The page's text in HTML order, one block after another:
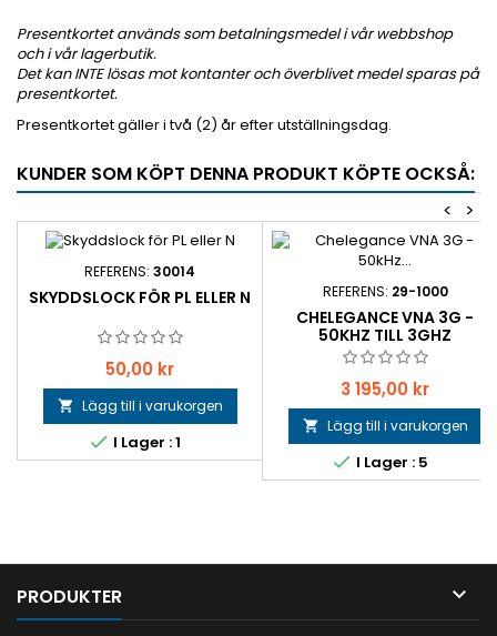
Presentkortet används som betalningsmedel i vår webbshop
och i vår lagerbutik.
Det kan INTE lösas mot kontanter och överblivet medel sparas på
presentkortet.
Presentkortet gäller i två (2) år efter utställningsdag.
KUNDER SOM KÖPT DENNA PRODUKT KÖPTE OCKSÅ:
>
<
REFERENS: 30014
SKYDDSLOCK FÖR PL ELLER N
Pris
50,00 kr
 Lägg till i varukorgen
 I Lager : 1
REFERENS: 29-1000
CHELEGANCE VNA 3G -
50KHZ TILL 3GHZ
Pris
3 195,00 kr
 Lägg till i varukorgen
 I Lager : 5
PRODUKTER 